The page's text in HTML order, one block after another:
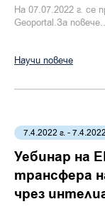
На 07.07.2022 г. се
Geoportal.За
Научи повече
7.4.2022 г. -
Уебинар на
трансфера
чрез